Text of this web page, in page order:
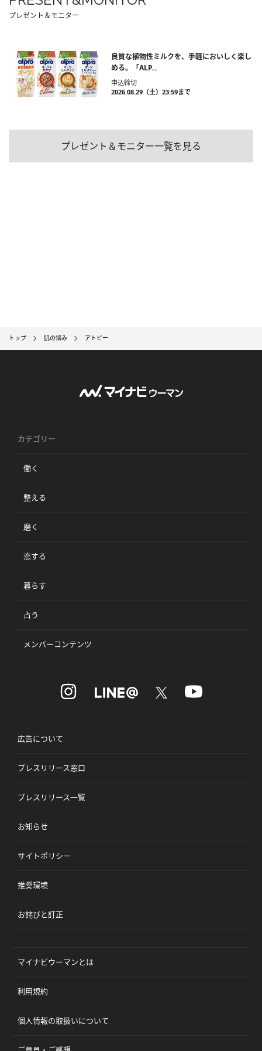
プレゼント＆モニター
良質な植物性ミルクを、手軽においしく楽し
める。「ALP...
申込締切
2026.08.29（土）23:59まで
プレゼント＆モニター一覧を見る
トップ 肌の悩み アトピー
カテゴリー
働く
整える
磨く
恋する
暮らす
占う
メンバーコンテンツ
広告について
プレスリリース窓口
プレスリリース一覧
お知らせ
サイトポリシー
推奨環境
お詫びと訂正
マイナビウーマンとは
利用規約
個人情報の取扱いについて